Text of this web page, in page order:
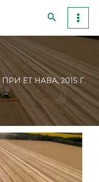
ЕТ НАВА, 2015 Г.